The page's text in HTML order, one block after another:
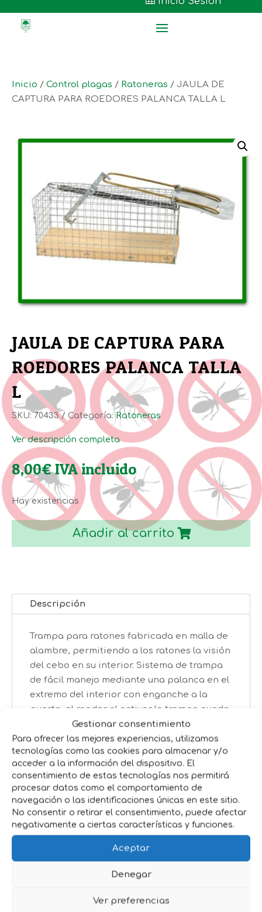
Gestionar consentimiento
Para ofrecer las mejores experiencias, utilizamos
tecnologías como las cookies para almacenar y/o
acceder a la información del dispositivo. El
consentimiento de estas tecnologías nos permitirá
procesar datos como el comportamiento de
navegación o las identificaciones únicas en este sitio.
No consentir o retirar el consentimiento, puede afectar
negativamente a ciertas características y funciones.
Aceptar
Denegar
Ver preferencias
Inicio / Control plagas / Ratoneras / JAULA DE
CAPTURA PARA ROEDORES PALANCA TALLA L
JAULA DE CAPTURA PARA
ROEDORES PALANCA TALLA
L
SKU:70433 Categoría:Ratoneras
Ver descripción completa
8,00€IVA incluido
Hay existencias
JAULA
TALLA
L
cantidad
Añadir al carrito
Descripción
Trampa para ratones fabricada en malla de
alambre, permitiendo a los ratones la visión
del cebo en su interior. Sistema de trampa
de fácil manejo mediante una palanca en el
extremo del interior con enganche a la
puerta, el roedor al activar la trampa queda
atrapado en su interior. Medidas: 9,5x27x9,5
Cm
Productos relacionados
RATONERA DE
RATONERA